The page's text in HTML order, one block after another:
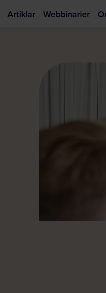
Artiklar Webbinarier